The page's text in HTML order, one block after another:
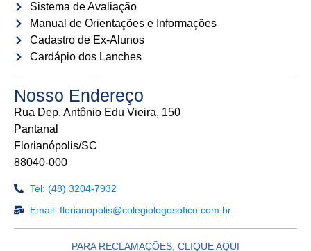
Sistema de Avaliação
Manual de Orientações e Informações
Cadastro de Ex-Alunos
Cardápio dos Lanches
Nosso Endereço
Rua Dep. Antônio Edu Vieira, 150
Pantanal
Florianópolis/SC
88040-000
Tel: (48) 3204-7932
Email: florianopolis@colegiologosofico.com.br
PARA RECLAMAÇÕES, CLIQUE AQUI